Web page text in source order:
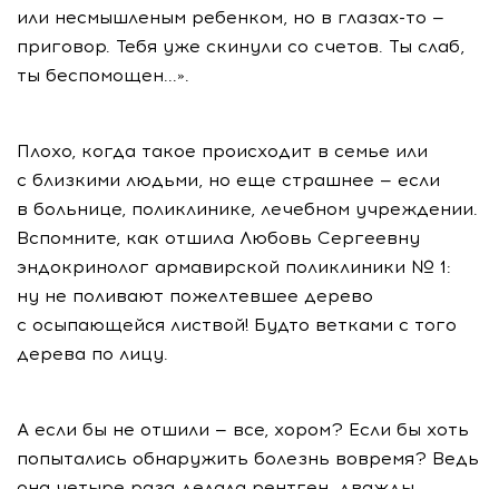
или несмышленым ребенком, но в глазах-то —
приговор. Тебя уже скинули со счетов. Ты слаб,
ты беспомощен...».
Плохо, когда такое происходит в семье или
с близкими людьми, но еще страшнее — если
в больнице, поликлинике, лечебном учреждении.
Вспомните, как отшила Любовь Сергеевну
эндокринолог армавирской поликлиники № 1:
ну не поливают пожелтевшее дерево
с осыпающейся листвой! Будто ветками с того
дерева по лицу.
А если бы не отшили — все, хором? Если бы хоть
попытались обнаружить болезнь вовремя? Ведь